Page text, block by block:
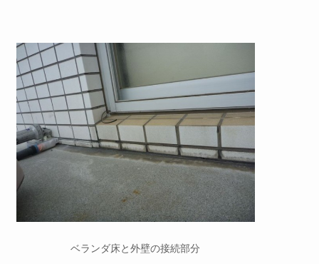
ベランダ床と外壁の接続部分